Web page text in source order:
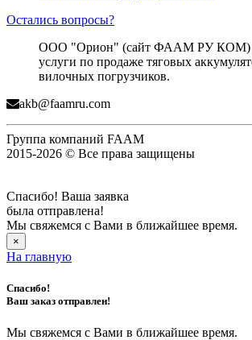
Остались вопросы?
ООО "Орион" (сайт ФААМ РУ КОМ)
услуги по продаже тяговых
вилочных погрузчиков.
akb@faamru.com
Группа компаний FAAM
2015-2026 © Все права защищены
Спасибо! Ваша заявка
была отправлена!
Мы свяжемся с Вами в ближайшее время.
×
На главную
Спасибо!
Ваш заказ отправлен!
Мы свяжемся с Вами в ближайшее время.